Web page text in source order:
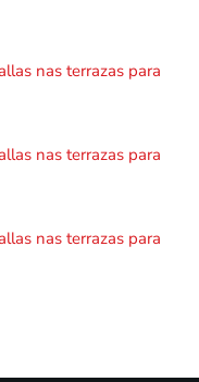
nas terrazas para
nas terrazas para
nas terrazas para